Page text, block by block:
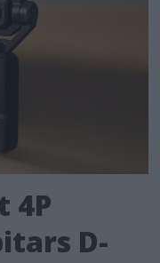
4P
D-